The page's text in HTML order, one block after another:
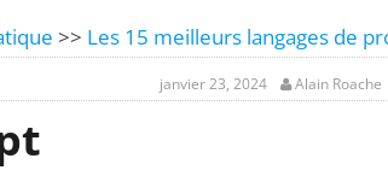
>> Les 15 meilleurs langages de
janvier 23, 2024 Alain Roache